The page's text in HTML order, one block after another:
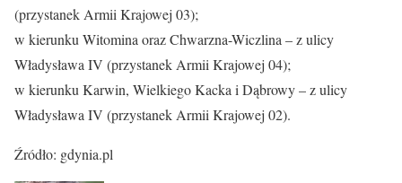
(przystanek Armii Krajowej 03);
w kierunku Witomina oraz Chwarzna-Wiczlina – z ulicy
Władysława IV (przystanek Armii Krajowej 04);
w kierunku Karwin, Wielkiego Kacka i Dąbrowy – z ulicy
Władysława IV (przystanek Armii Krajowej 02).
Źródło: gdynia.pl